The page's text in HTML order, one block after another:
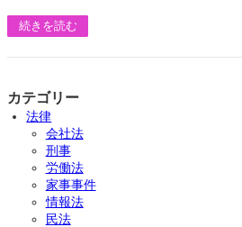
続きを読む
カテゴリー
法律
会社法
刑事
労働法
家事事件
情報法
民法